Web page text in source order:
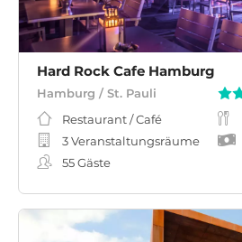
Hard Rock Cafe Hamburg
Hamburg / St. Pauli
Restaurant / Café
3 Veranstaltungsräume
55Gäste